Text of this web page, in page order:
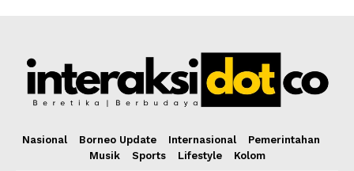
Nasional Borneo Update Internasional
Pemerintahan
Musik
Sports Lifestyle Kolom